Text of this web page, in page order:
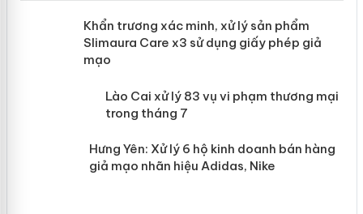
Khẩn trương xác minh, xử lý sản phẩm
Slimaura Care x3 sử dụng giấy phép
mại trong tháng 7